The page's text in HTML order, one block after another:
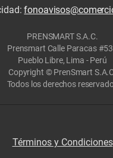
PRENSMART S.A.C.
Prensmart Calle Paracas
Pueblo Libre, Lima - Perú
Copyright © PrenSmart
Todos los derechos
Términos y Condiciones